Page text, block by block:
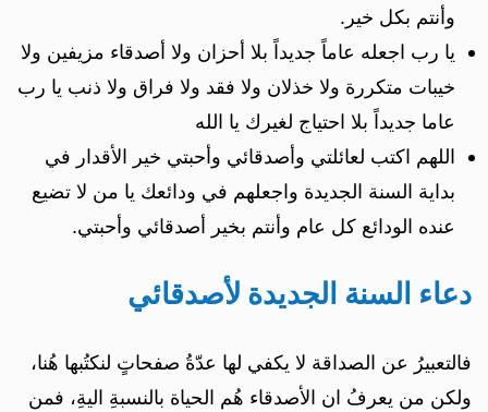
وأنتم بكل خير.
يا رب اجعله عاماً جديداً بلا أحزان ولا أصدقاء مزيفين ولا
خيبات متكررة ولا خذلان ولا فقد ولا فراق ولا ذنب يا رب
عاما جديداً بلا احتياج لغيرك يا الله
اللهم اكتب لعائلتي وأصدقائي وأحبتي خير الأقدار في
بداية السنة الجديدة واجعلهم في ودائعك يا من لا تضيع
عنده الودائع كل عام وأنتم بخير أصدقائي وأحبتي.
دعاء السنة الجديدة لأصدقائي
فالتعبيرُ عن الصداقة لا يكفي لها عدّةُ صفحاتٍ لنكتُبها هُنا،
ولكن من يعرفُ ان الأصدقاء هُم الحياة بالنسبةِ اليةِ، فمن